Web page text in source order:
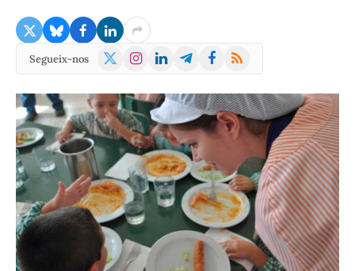
Segueix-nos
X
Instagram
LinkedInTelegramFacebook
RSS